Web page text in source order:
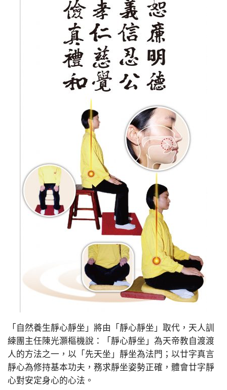
「自然養生靜心靜坐」將由「靜心靜坐」取代，天人訓
練團主任陳光灝樞機說：「靜心靜坐」為天帝教自渡渡
人的方法之一，以「先天坐」靜坐為法門；以廿字真言
靜心為修持基本功夫，務求靜坐姿勢正確，體會廿字靜
心對安定身心的心法。